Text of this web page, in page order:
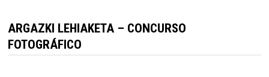
ARGAZKI LEHIAKETA – CONCURSO
FOTOGRÁFICO